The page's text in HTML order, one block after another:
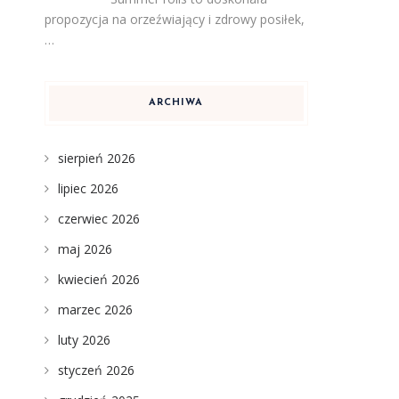
propozycja na orzeźwiający i zdrowy posiłek,
…
ARCHIWA
sierpień 2026
lipiec 2026
czerwiec 2026
maj 2026
kwiecień 2026
marzec 2026
luty 2026
styczeń 2026